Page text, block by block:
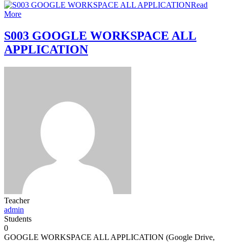
Read
More
S003 GOOGLE WORKSPACE ALL
APPLICATION
Teacher
admin
Students
0
GOOGLE WORKSPACE ALL APPLICATION (Google Drive,